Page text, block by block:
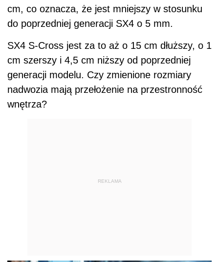
cm, co oznacza, że jest mniejszy w stosunku
do poprzedniej generacji SX4 o 5 mm.
SX4 S-Cross jest za to aż o 15 cm dłuższy, o 1
cm szerszy i 4,5 cm niższy od poprzedniej
generacji modelu. Czy zmienione rozmiary
nadwozia mają przełożenie na przestronność
wnętrza?
REKLAMA